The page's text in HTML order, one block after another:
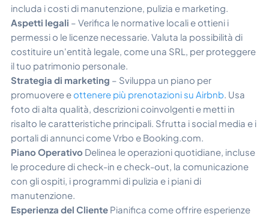
includa i costi di manutenzione, pulizia e marketing.
Aspetti legali – Verifica le normative locali e ottieni i
permessi o le licenze necessarie. Valuta la possibilità di
costituire un'entità legale, come una SRL, per proteggere
il tuo patrimonio personale.
Strategia di marketing – Sviluppa un piano per
promuovere eottenere più prenotazioni su Airbnb. Usa
foto di alta qualità, descrizioni coinvolgenti e metti in
risalto le caratteristiche principali. Sfrutta i social media e i
portali di annunci come Vrbo e Booking.com.
Piano Operativo Delinea le operazioni quotidiane, incluse
le procedure di check-in e check-out, la comunicazione
con gli ospiti, i programmi di pulizia e i piani di
manutenzione.
Esperienza del Cliente Pianifica come offrire esperienze